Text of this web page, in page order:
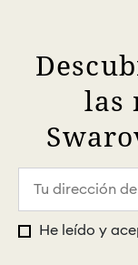
las
He leído y